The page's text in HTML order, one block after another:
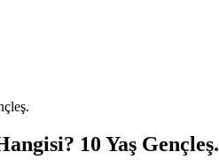
10 Yaş Gençleş.